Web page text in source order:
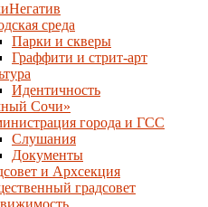
среда
Парки и скверы
Граффити и стрит-арт
Идентичность
Сочи»
города и ГСС
Слушания
Документы
и Архсекция
градсовет